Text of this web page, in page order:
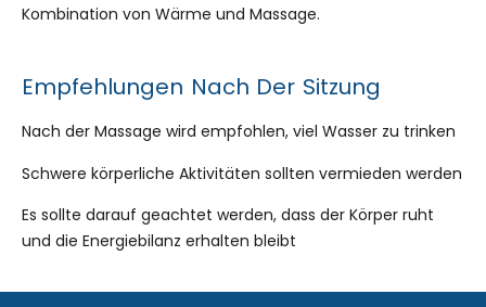
Kombination von Wärme und Massage.
Empfehlungen Nach Der Sitzung
Nach der Massage wird empfohlen, viel Wasser zu trinken
Schwere körperliche Aktivitäten sollten vermieden werden
Es sollte darauf geachtet werden, dass der Körper ruht
und die Energiebilanz erhalten bleibt